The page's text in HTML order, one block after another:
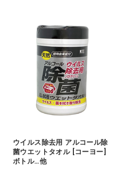
ウイルス除去用 アルコール除
菌ウエットタオル [コーヨー]
ボトル…他